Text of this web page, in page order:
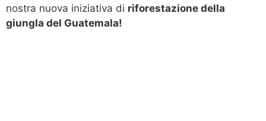
nostra nuova iniziativa di riforestazione della
giungla del Guatemala!